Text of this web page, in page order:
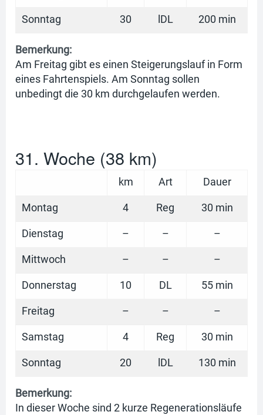
Sonntag 30 lDL 200 min
Bemerkung:
Am Freitag gibt es einen Steigerungslauf in Form
eines Fahrtenspiels. Am Sonntag sollen
unbedingt die 30 km durchgelaufen werden.
31. Woche (38 km)
km Art Dauer
Montag 4 Reg 30 min
Dienstag – – –
Mittwoch – – –
Donnerstag 10 DL 55 min
Freitag – – –
Samstag 4 Reg 30 min
Sonntag 20 lDL 130 min
Bemerkung:
In dieser Woche sind 2 kurze Regenerationsläufe